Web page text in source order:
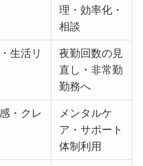
理・効率化・
相談
生活リ
夜勤回数の見
直し・非常勤
勤務へ
・クレ
メンタルケ
ア・サポート
体制利用